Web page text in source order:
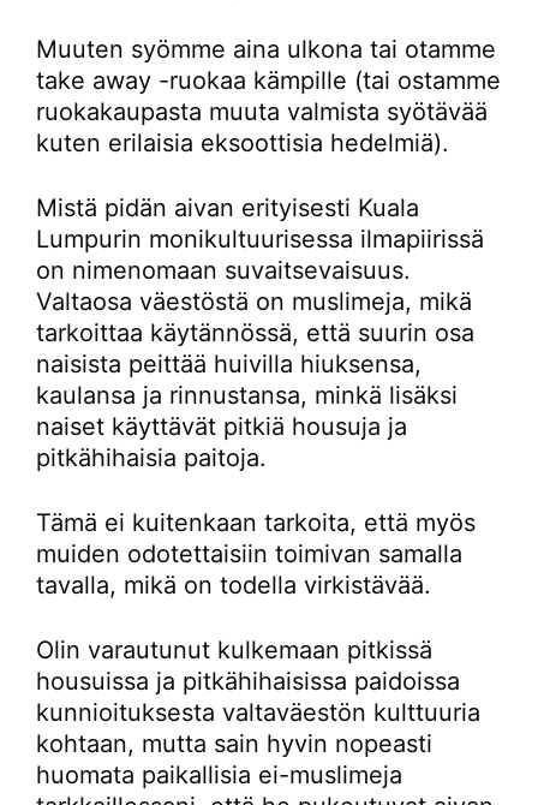
Muuten syömme aina ulkona tai otamme
take away -ruokaa kämpille (tai ostamme
ruokakaupasta muuta valmista syötävää
kuten erilaisia eksoottisia hedelmiä).
Mistä pidän aivan erityisesti Kuala
Lumpurin monikultuurisessa ilmapiirissä
on nimenomaan suvaitsevaisuus.
Valtaosa väestöstä on muslimeja, mikä
tarkoittaa käytännössä, että suurin osa
naisista peittää huivilla hiuksensa,
kaulansa ja rinnustansa, minkä lisäksi
naiset käyttävät pitkiä housuja ja
pitkähihaisia paitoja.
Tämä ei kuitenkaan tarkoita, että myös
muiden odotettaisiin toimivan samalla
tavalla, mikä on todella virkistävää.
Olin varautunut kulkemaan pitkissä
housuissa ja pitkähihaisissa paidoissa
kunnioituksesta valtaväestön kulttuuria
kohtaan, mutta sain hyvin nopeasti
huomata paikallisia ei-muslimeja